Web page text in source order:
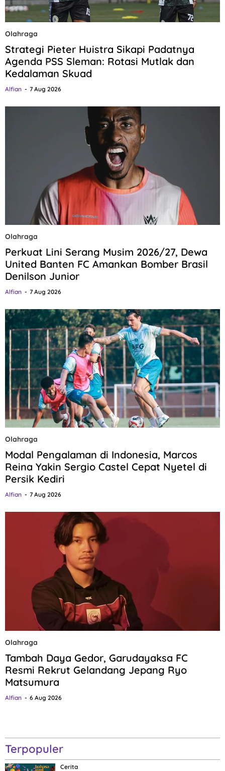
Olahraga
Strategi Pieter Huistra Sikapi Padatnya
Agenda PSS Sleman: Rotasi Mutlak dan
Kedalaman Skuad
Alfian 7 Aug 2026
Olahraga
Perkuat Lini Serang Musim 2026/27, Dewa
United Banten FC Amankan Bomber Brasil
Denilson Junior
Alfian 7 Aug 2026
Olahraga
Modal Pengalaman di Indonesia, Marcos
Reina Yakin Sergio Castel Cepat Nyetel di
Persik Kediri
Alfian 7 Aug 2026
Olahraga
Tambah Daya Gedor, Garudayaksa FC
Resmi Rekrut Gelandang Jepang Ryo
Matsumura
Alfian 6 Aug 2026
Terpopuler
Cerita